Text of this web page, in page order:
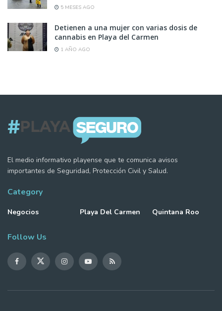
5 MESES AGO
Detienen a una mujer con varias dosis de
cannabis en Playa del Carmen
1 AÑO AGO
El medio informativo playense que te comunica avisos
importantes de Seguridad, Protección Civil y Salud.
Category
Negocios Playa Del Carmen Quintana Roo
Follow Us